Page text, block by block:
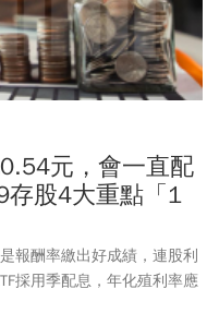
元，會一直配
股4大重點「1
報酬率繳出好成績，連股利
採用季配息，年化殖利率應
過去是年配息所以很好計